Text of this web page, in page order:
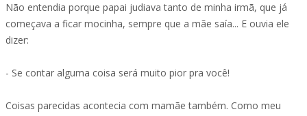
Não entendia porque papai judiava tanto de minha irmã, que já
começava a ficar mocinha, sempre que a mãe saía... E ouvia ele
dizer:
- Se contar alguma coisa será muito pior pra você!
Coisas parecidas acontecia com mamãe também. Como meu